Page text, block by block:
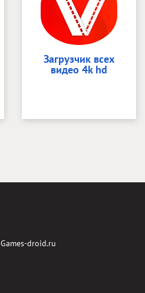
Загрузчик всех
видео 4k hd
Games-droid.ru